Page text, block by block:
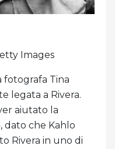
Images
fotografa Tina
legata a Rivera.
aiutato la
dato che Kahlo
Rivera in uno di